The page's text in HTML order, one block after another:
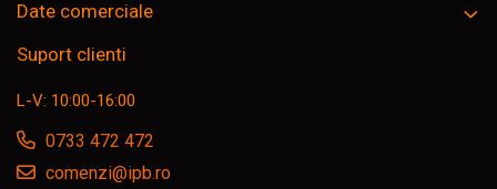
Date comerciale
Suport clienti
L-V: 10:00-16:00
0733 472 472
comenzi@ipb.ro